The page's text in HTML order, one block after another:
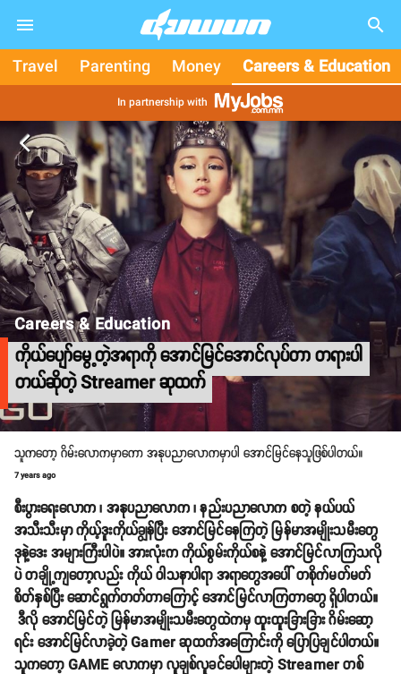
search
Travel Parenting Money Careers & Education
In partnership with
arrow_back_ios
Careers & Education
ကိုယ်ပျော်မွေ့တဲ့အရာကို အောင်မြင်အောင်လုပ်တာ တရားပါ
တယ်ဆိုတဲ့ Streamer ဆုထက်
သူကတော့ ဂိမ်းလောကမှာကော အနုပညာလောကမှာပါ အောင်မြင်နေသူဖြစ်ပါတယ်။
7 years ago
စီးပွားရေးလောက ၊ အနုပညာလောက ၊ နည်းပညာလောက စတဲ့ နယ်ပယ်
အသီးသီးမှာ ကိုယ့်ဒူးကိုယ်ချွန်ပြီး အောင်မြင်နေကြတဲ့ မြန်မာအမျိုးသမီးတွေ
ဒုနဲ့ဒေး အများကြီးပါပဲ။ အားလုံးက ကိုယ်စွမ်းကိုယ်စနဲ့ အောင်မြင်လာကြသလို
ပဲ တချို့ကျတော့လည်း ကိုယ် ဝါသနာပါရာ အရာတွေအပေါ် တစိုက်မတ်မတ်
စိတ်နှစ်ပြီး ဆောင်ရွက်တတ်တာကြောင့် အောင်မြင်လာကြတာတွေ ရှိပါတယ်။
ဒီလို အောင်မြင်တဲ့ မြန်မာအမျိုးသမီးတွေထဲကမှ ထူးထူးခြားခြား ဂိမ်းဆော့
ရင်း အောင်မြင်လာခဲ့တဲ့ Gamer ဆုထက်အကြောင်းကို ပြောပြချင်ပါတယ်။
သူကတော့ GAME လောကမှာ လူချစ်လူခင်ပေါများတဲ့ Streamer တစ်